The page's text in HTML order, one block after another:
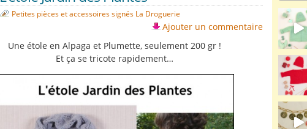
Petites pièces et accessoires signés La Droguerie
Ajouter un commentaire
Une étole en Alpaga et Plumette, seulement 200 gr !
Et ça se tricote rapidement…